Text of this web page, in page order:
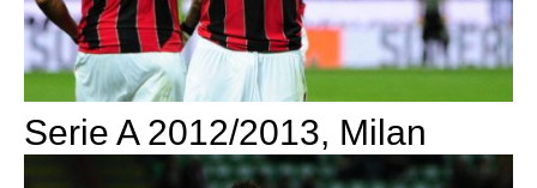
Serie A 2012/2013, Milan